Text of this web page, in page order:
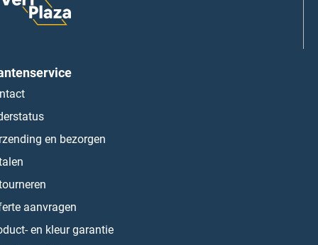
en bezorgen
aanvragen
en kleur garantie